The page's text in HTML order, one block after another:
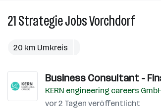
21StrategieJobsVorchdorf21
20 km Umkreis
Business Consultant -
KERN engineering careers
vor 2 Tagen veröffentlicht